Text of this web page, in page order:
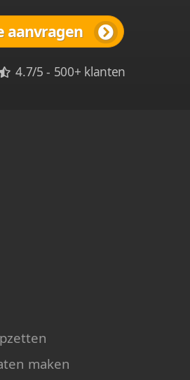
aanvragen
4.7/5 - 500+ klanten
maken